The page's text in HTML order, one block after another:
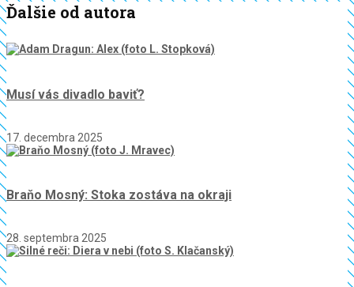
Ďalšie od autora
Musí vás divadlo baviť?
17. decembra 2025
Braňo Mosný: Stoka zostáva na okraji
28. septembra 2025